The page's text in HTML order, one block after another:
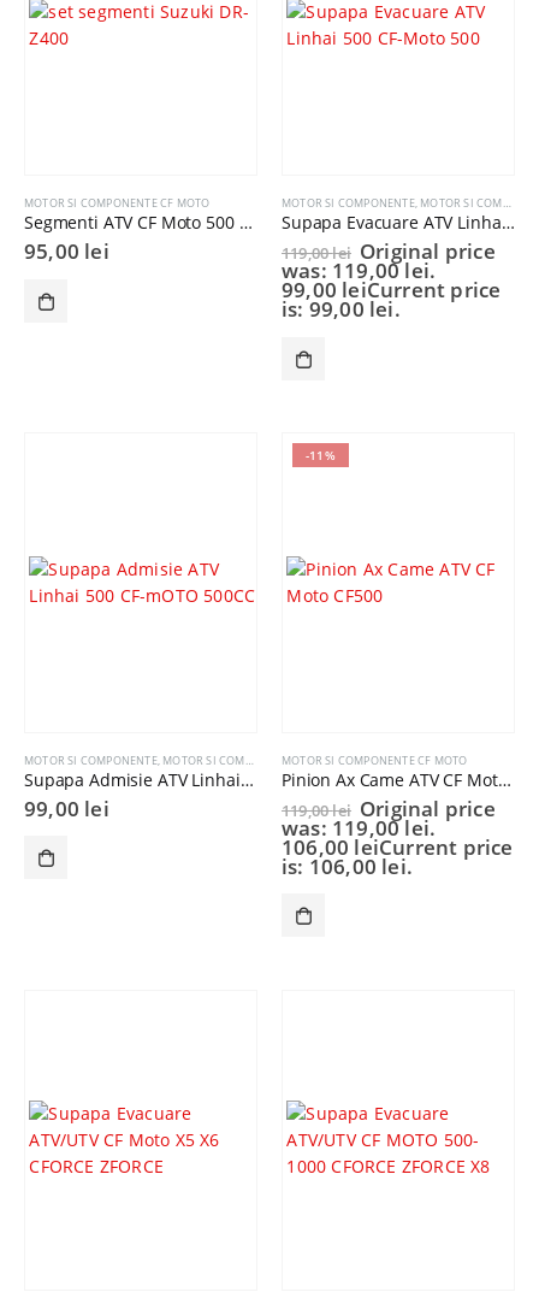
MOTOR SI COMPONENTE CF MOTO
Segmenti ATV CF Moto 500 STD
95,00 lei
MOTOR SI COMPONENTE, MOTOR SI COMPONENTE CF MOTO
Supapa Evacuare ATV Linhai 500 CF-Moto 500
119,00lei Original price
was: 119,00 lei.
99,00 leiCurrent price
is: 99,00 lei.
MOTOR SI COMPONENTE, MOTOR SI COMPONENTE CF MOTO
Supapa Admisie ATV Linhai 500 CF-mOTO 500CC
99,00 lei
-11%
MOTOR SI COMPONENTE CF MOTO
Pinion Ax Came ATV CF Moto CF500
119,00lei Original price
was: 119,00 lei.
106,00 leiCurrent price
is: 106,00 lei.